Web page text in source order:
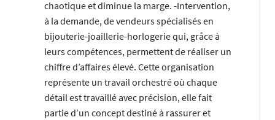
chaotique et diminue la marge. -Intervention,
à la demande, de vendeurs spécialisés en
bijouterie-joaillerie-horlogerie qui, grâce à
leurs compétences, permettent de réaliser un
chiffre d’affaires élevé. Cette organisation
représente un travail orchestré où chaque
détail est travaillé avec précision, elle fait
partie d’un concept destiné à rassurer et